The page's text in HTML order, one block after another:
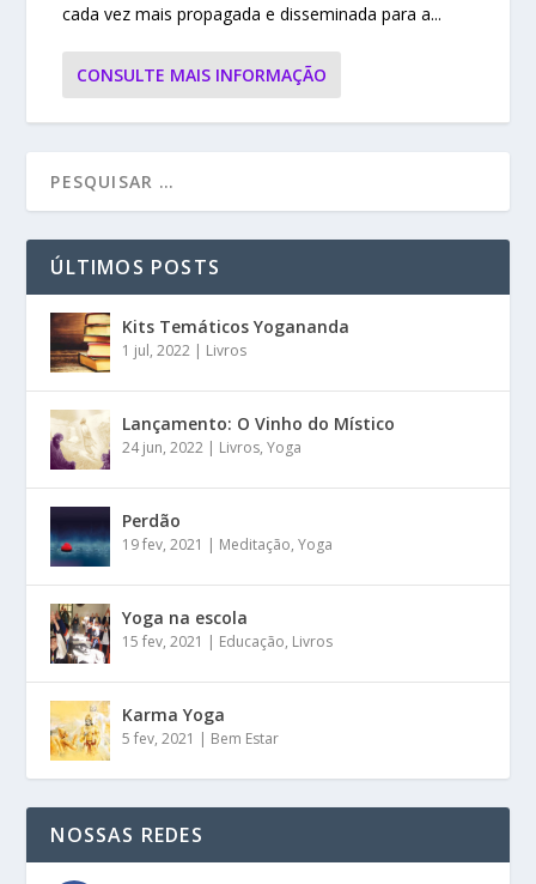
cada vez mais propagada e disseminada para a...
CONSULTE MAIS INFORMAÇÃO
ÚLTIMOS POSTS
Kits Temáticos Yogananda
1 jul, 2022 | Livros
Lançamento: O Vinho do Místico
24 jun, 2022 | Livros,Yoga
Perdão
19 fev, 2021 | Meditação,Yoga
Yoga na escola
15 fev, 2021 | Educação, Livros
Karma Yoga
5 fev, 2021 | Bem Estar
NOSSAS REDES